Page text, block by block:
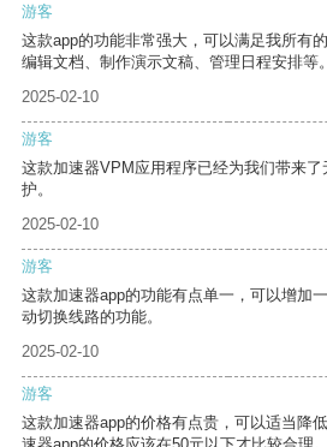
游客
这款app的功能非常强大，可以满足我所有
编辑文档、制作演示文稿、管理日程安排等。
2025-02-10
游客
这款加速器VPM应用程序已经为我们带来
护。
2025-02-10
游客
这款加速器app的功能有点单一，可以增加
动切换线路的功能。
2025-02-10
游客
这款加速器app的价格有点贵，可以适当降